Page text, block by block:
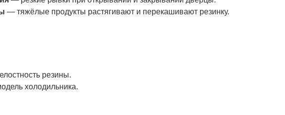
— тяжёлые продукты растягивают и перекашивают резинку.
резины.
холодильника.